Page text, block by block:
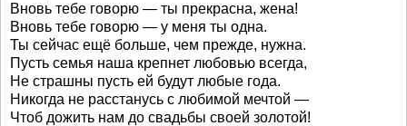
Вновь тебе говорю — ты прекрасна, жена!
Вновь тебе говорю — у меня ты одна.
Ты сейчас ещё больше, чем прежде, нужна.
Пусть семья наша крепнет любовью всегда,
Не страшны пусть ей будут любые года.
Никогда не расстанусь с любимой мечтой —
Чтоб дожить нам до свадьбы своей золотой!